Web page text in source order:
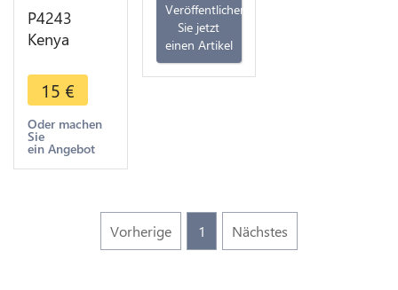
P4243
Kenya
Africa
Shilling
George VI
1924 Silver
->Make
15 €
Oder machen
Sie
ein Angebot
Veröffentlichen
Sie jetzt
einen Artikel
Vorherige 1 Nächstes